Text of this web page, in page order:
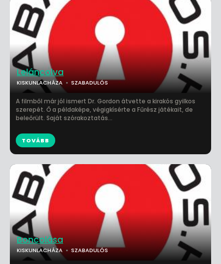
Leláncolva
KISKUNLACHÁZA SZABADULÓS
A filmből már jól ismert Dr. Gordon átvette a kirakós gyilkos
szerepét. Ő a példaképe, végigkísérte a Fűrész játékait, de
beleőrült. Saját szórakoztatás...
TOVÁBB
Boncolása
KISKUNLACHÁZA SZABADULÓS